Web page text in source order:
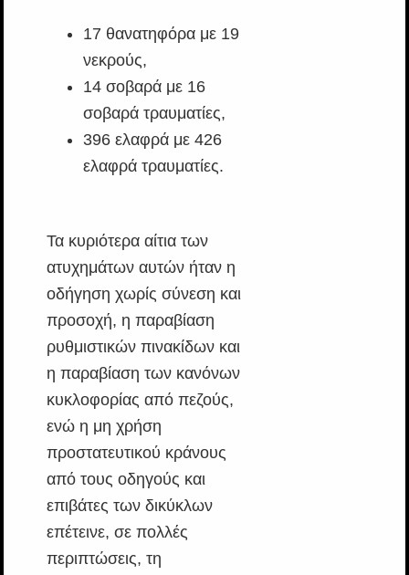
17 θανατηφόρα με 19
νεκρούς,
14 σοβαρά με 16
σοβαρά τραυματίες,
396 ελαφρά με 426
ελαφρά τραυματίες.
Τα κυριότερα αίτια των
ατυχημάτων αυτών ήταν η
οδήγηση χωρίς σύνεση και
προσοχή, η παραβίαση
ρυθμιστικών πινακίδων και
η παραβίαση των κανόνων
κυκλοφορίας από πεζούς,
ενώ η μη χρήση
προστατευτικού κράνους
από τους οδηγούς και
επιβάτες των δικύκλων
επέτεινε, σε πολλές
περιπτώσεις, τη